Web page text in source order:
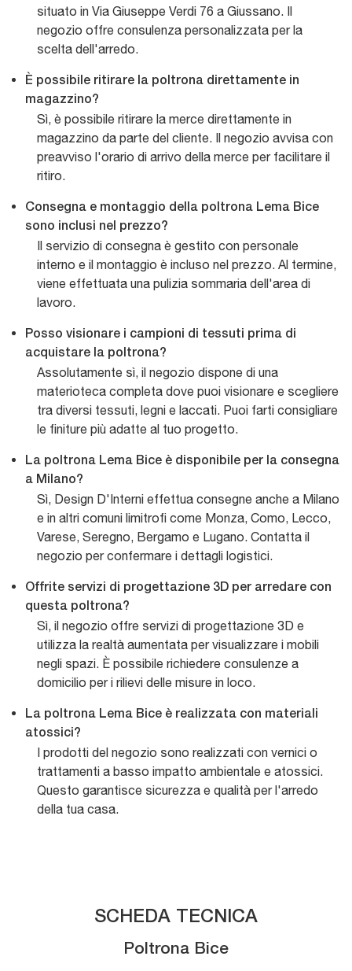
situato in Via Giuseppe Verdi 76 a Giussano. Il
negozio offre consulenza personalizzata per la
scelta dell'arredo.
È possibile ritirare la poltrona direttamente in
magazzino?
Sì, è possibile ritirare la merce direttamente in
magazzino da parte del cliente. Il negozio avvisa con
preavviso l'orario di arrivo della merce per facilitare il
ritiro.
Consegna e montaggio della poltrona Lema Bice
sono inclusi nel prezzo?
Il servizio di consegna è gestito con personale
interno e il montaggio è incluso nel prezzo. Al termine,
viene effettuata una pulizia sommaria dell'area di
lavoro.
Posso visionare i campioni di tessuti prima di
acquistare la poltrona?
Assolutamente sì, il negozio dispone di una
materioteca completa dove puoi visionare e scegliere
tra diversi tessuti, legni e laccati. Puoi farti consigliare
le finiture più adatte al tuo progetto.
La poltrona Lema Bice è disponibile per la consegna
a Milano?
Sì, Design D'Interni effettua consegne anche a Milano
e in altri comuni limitrofi come Monza, Como, Lecco,
Varese, Seregno, Bergamo e Lugano. Contatta il
negozio per confermare i dettagli logistici.
Offrite servizi di progettazione 3D per arredare con
questa poltrona?
Sì, il negozio offre servizi di progettazione 3D e
utilizza la realtà aumentata per visualizzare i mobili
negli spazi. È possibile richiedere consulenze a
domicilio per i rilievi delle misure in loco.
La poltrona Lema Bice è realizzata con materiali
atossici?
I prodotti del negozio sono realizzati con vernici o
trattamenti a basso impatto ambientale e atossici.
Questo garantisce sicurezza e qualità per l'arredo
della tua casa.
SCHEDA TECNICA
Poltrona Bice